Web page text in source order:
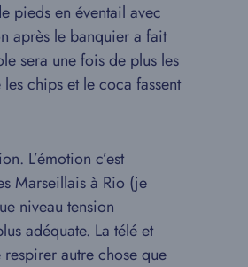
pieds en éventail avec
après le banquier a fait
sera une fois de plus les
chips et le coca fassent
L’émotion c’est
Marseillais à Rio (je
niveau tension
adéquate. La télé et
autre chose que